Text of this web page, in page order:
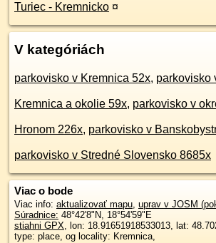
Turiec - Kremnicko ¤
V kategóriách
parkovisko v Kremnica 52x, parkovisko
Kremnica a okolie 59x, parkovisko v
Hronom 226x, parkovisko v
parkovisko v Stredné Slovensko 8685x
Viac o bode
Viac info: aktualizovať mapu, uprav v JOSM
Súradnice: 48°42'8"N, 18°54'59"E
stiahni GPX, lon: 18.91651918533013, lat:
type: place, og locality: Kremnica,